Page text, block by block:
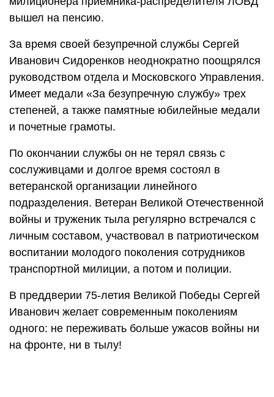
вышел на пенсию.
За время своей безупречной службы Сергей
Иванович Сидоренков неоднократно поощрялся
руководством отдела и Московского Управления.
Имеет медали «За безупречную службу» трех
степеней, а также памятные юбилейные медали
и почетные грамоты.
По окончании службы он не терял связь с
сослуживцами и долгое время состоял в
ветеранской организации линейного
подразделения. Ветеран Великой Отечественной
войны и труженик тыла регулярно встречался с
личным составом, участвовал в патриотическом
воспитании молодого поколения сотрудников
транспортной милиции, а потом и полиции.
В преддверии 75-летия Великой Победы Сергей
Иванович желает современным поколениям
одного: не переживать больше ужасов войны ни
на фронте, ни в тылу!